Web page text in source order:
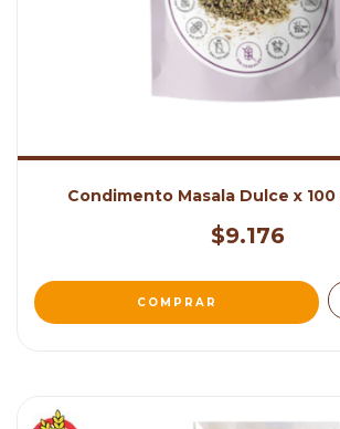
Condimento Masala Dulce x 100
$9.176